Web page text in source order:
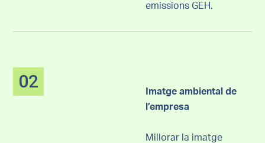
emissions GEH.
02
Imatge ambiental de
l’empresa
Millorar la imatge